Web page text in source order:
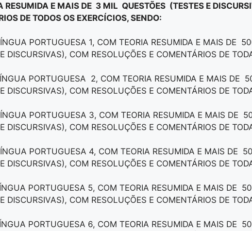
RESUMIDA E MAIS DE 3 MIL QUESTÕES (TESTES E
DE TODOS OS EXERCÍCIOS, SENDO:
PORTUGUESA 1, COM TEORIA RESUMIDA E MAIS DE
DISCURSIVAS), COM RESOLUÇÕES E COMENTÁRIOS DE
PORTUGUESA 2, COM TEORIA RESUMIDA E MAIS DE
DISCURSIVAS), COM RESOLUÇÕES E COMENTÁRIOS DE
PORTUGUESA 3, COM TEORIA RESUMIDA E MAIS DE
DISCURSIVAS), COM RESOLUÇÕES E COMENTÁRIOS DE
PORTUGUESA 4, COM TEORIA RESUMIDA E MAIS DE
DISCURSIVAS), COM RESOLUÇÕES E COMENTÁRIOS DE
PORTUGUESA 5, COM TEORIA RESUMIDA E MAIS DE
DISCURSIVAS), COM RESOLUÇÕES E COMENTÁRIOS DE
PORTUGUESA 6, COM TEORIA RESUMIDA E MAIS DE